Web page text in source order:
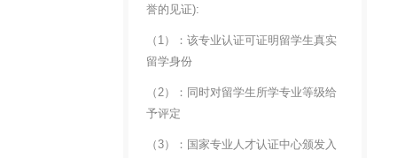
誉的见证):
（1）：该专业认证可证明留学生真实
留学身份
（2）：同时对留学生所学专业等级给
予评定
（3）：国家专业人才认证中心颁发入